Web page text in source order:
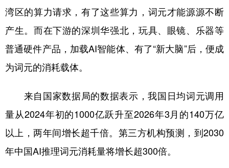
湾区的算力请求，有了这些算力，词元才能源源不断
产生。而在下游的深圳华强北，玩具、眼镜、乐器等
普通硬件产品，加载AI智能体、有了“新大脑”后，便成
为词元的消耗载体。
来自国家数据局的数据表示，我国日均词元调用
量从2024年初的1000亿跃升至2026年3月的140万亿
以上，两年间增长超千倍。第三方机构预测，到2030
年中国AI推理词元消耗量将增长超300倍。